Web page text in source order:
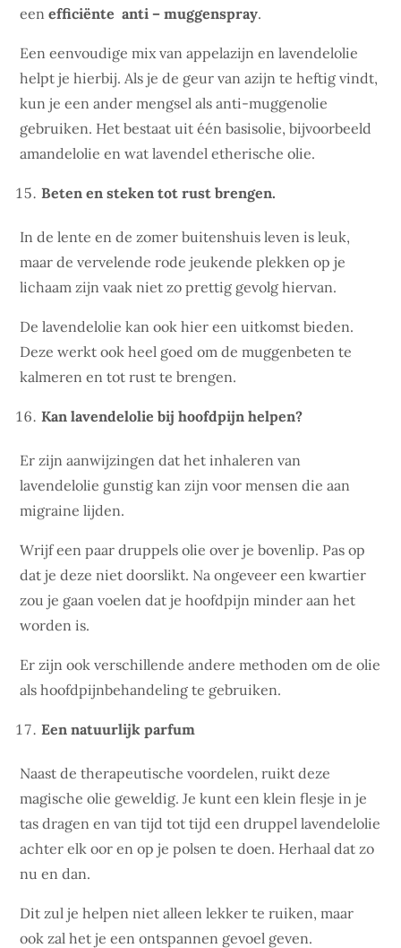
eenefficiënte anti – muggenspray.
Een eenvoudige mix van appelazijn en lavendelolie
helpt je hierbij. Als je de geur van azijn te heftig vindt,
kun je een ander mengsel als anti-muggenolie
gebruiken. Het bestaat uit één basisolie, bijvoorbeeld
amandelolie en wat lavendel etherische olie.
Beten en steken tot rust brengen.
In de lente en de zomer buitenshuis leven is leuk,
maar de vervelende rode jeukende plekken op je
lichaam zijn vaak niet zo prettig gevolg hiervan.
De lavendelolie kan ook hier een uitkomst bieden.
Deze werkt ook heel goed om de muggenbeten te
kalmeren en tot rust te brengen.
Kan lavendelolie bij hoofdpijn helpen?
Er zijn aanwijzingen dat het inhaleren van
lavendelolie gunstig kan zijn voor mensen die aan
migraine lijden.
Wrijf een paar druppels olie over je bovenlip. Pas op
dat je deze niet doorslikt. Na ongeveer een kwartier
zou je gaan voelen dat je hoofdpijn minder aan het
worden is.
Er zijn ook verschillende andere methoden om de olie
als hoofdpijnbehandeling te gebruiken.
Een natuurlijk parfum
Naast de therapeutische voordelen, ruikt deze
magische olie geweldig. Je kunt een klein flesje in je
tas dragen en van tijd tot tijd een druppel lavendelolie
achter elk oor en op je polsen te doen. Herhaal dat zo
nu en dan.
Dit zul je helpen niet alleen lekker te ruiken, maar
ook zal het je een ontspannen gevoel geven.